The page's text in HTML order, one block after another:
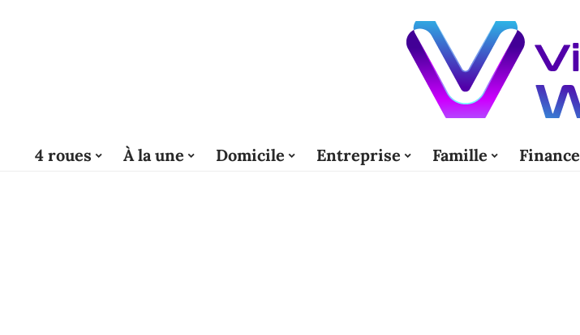
4 roues À la une Domicile Entreprise Famille Finance